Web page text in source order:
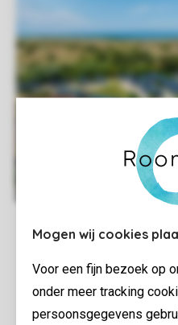
Mogen wij cookies
Voor een fijn bezoek op
onder meer tracking
persoonsgegevens